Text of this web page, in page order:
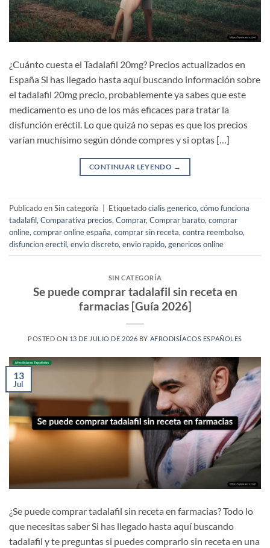
¿Cuánto cuesta el Tadalafil 20mg? Precios actualizados en
España Si has llegado hasta aquí buscando información sobre
el tadalafil 20mg precio, probablemente ya sabes que este
medicamento es uno de los más eficaces para tratar la
disfunción eréctil. Lo que quizá no sepas es que los precios
varían muchísimo según dónde compres y si optas […]
CONTINUAR LEYENDO →
Publicado en Sin categoría Etiquetadocialis generico,cómo funciona
tadalafil,Comparativa precios,Comprar,Comprar barato,comprar
online,comprar online españa,comprar sin receta,contra reembolso,
disfuncion erectil,envio discreto,envio rapido,genericos online
SIN CATEGORÍA
Se puede comprar tadalafil sin receta en
farmacias [Guía 2026]
POSTED ON 13 DE JULIO DE 2026 BY AFRODISÍACOS ESPAÑOLES
13
Jul
¿Se puede comprar tadalafil sin receta en farmacias? Todo lo
que necesitas saber Si has llegado hasta aquí buscando
tadalafil y te preguntas si puedes comprarlo sin receta en una